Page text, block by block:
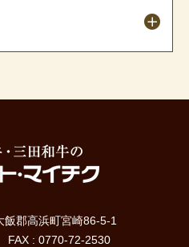
郡高浜町宮崎86-5-1
: 0770-72-2530